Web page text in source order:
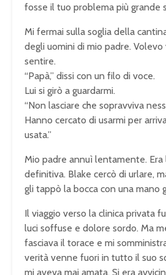
fosse il tuo problema più grande
Mi fermai sulla soglia della
degli uomini di mio padre.
sentire.
“Papà,” dissi con un filo di voce.
Lui si girò a guardarmi.
“Non lasciare che sopravviva
Hanno cercato di usarmi per
usata.”
Mio padre annuì lentamente.
definitiva. Blake cercò di urlare,
gli tappò la bocca con una mano
Il viaggio verso la clinica privata
luci soffuse e dolore sordo. Ma
fasciava il torace e mi
verità venne fuori in tutto il suo
mi aveva mai amata. Si era